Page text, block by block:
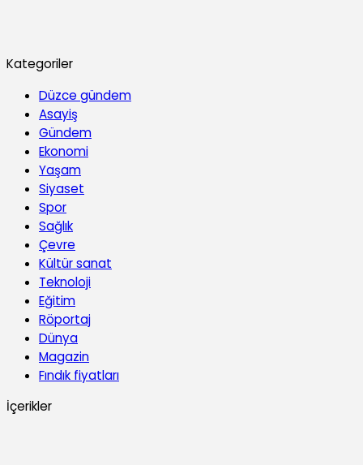
Kategoriler
Düzce gündem
Asayiş
Gündem
Ekonomi
Yaşam
Siyaset
Spor
Sağlık
Çevre
Kültür sanat
Teknoloji
Eğitim
Röportaj
Dünya
Magazin
Fındık fiyatları
İçerikler